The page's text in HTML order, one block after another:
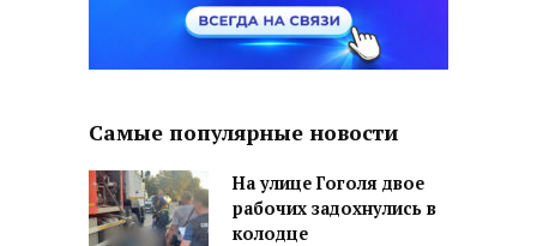
Самые популярные новости
На улице Гоголя двое
рабочих задохнулись в
колодце